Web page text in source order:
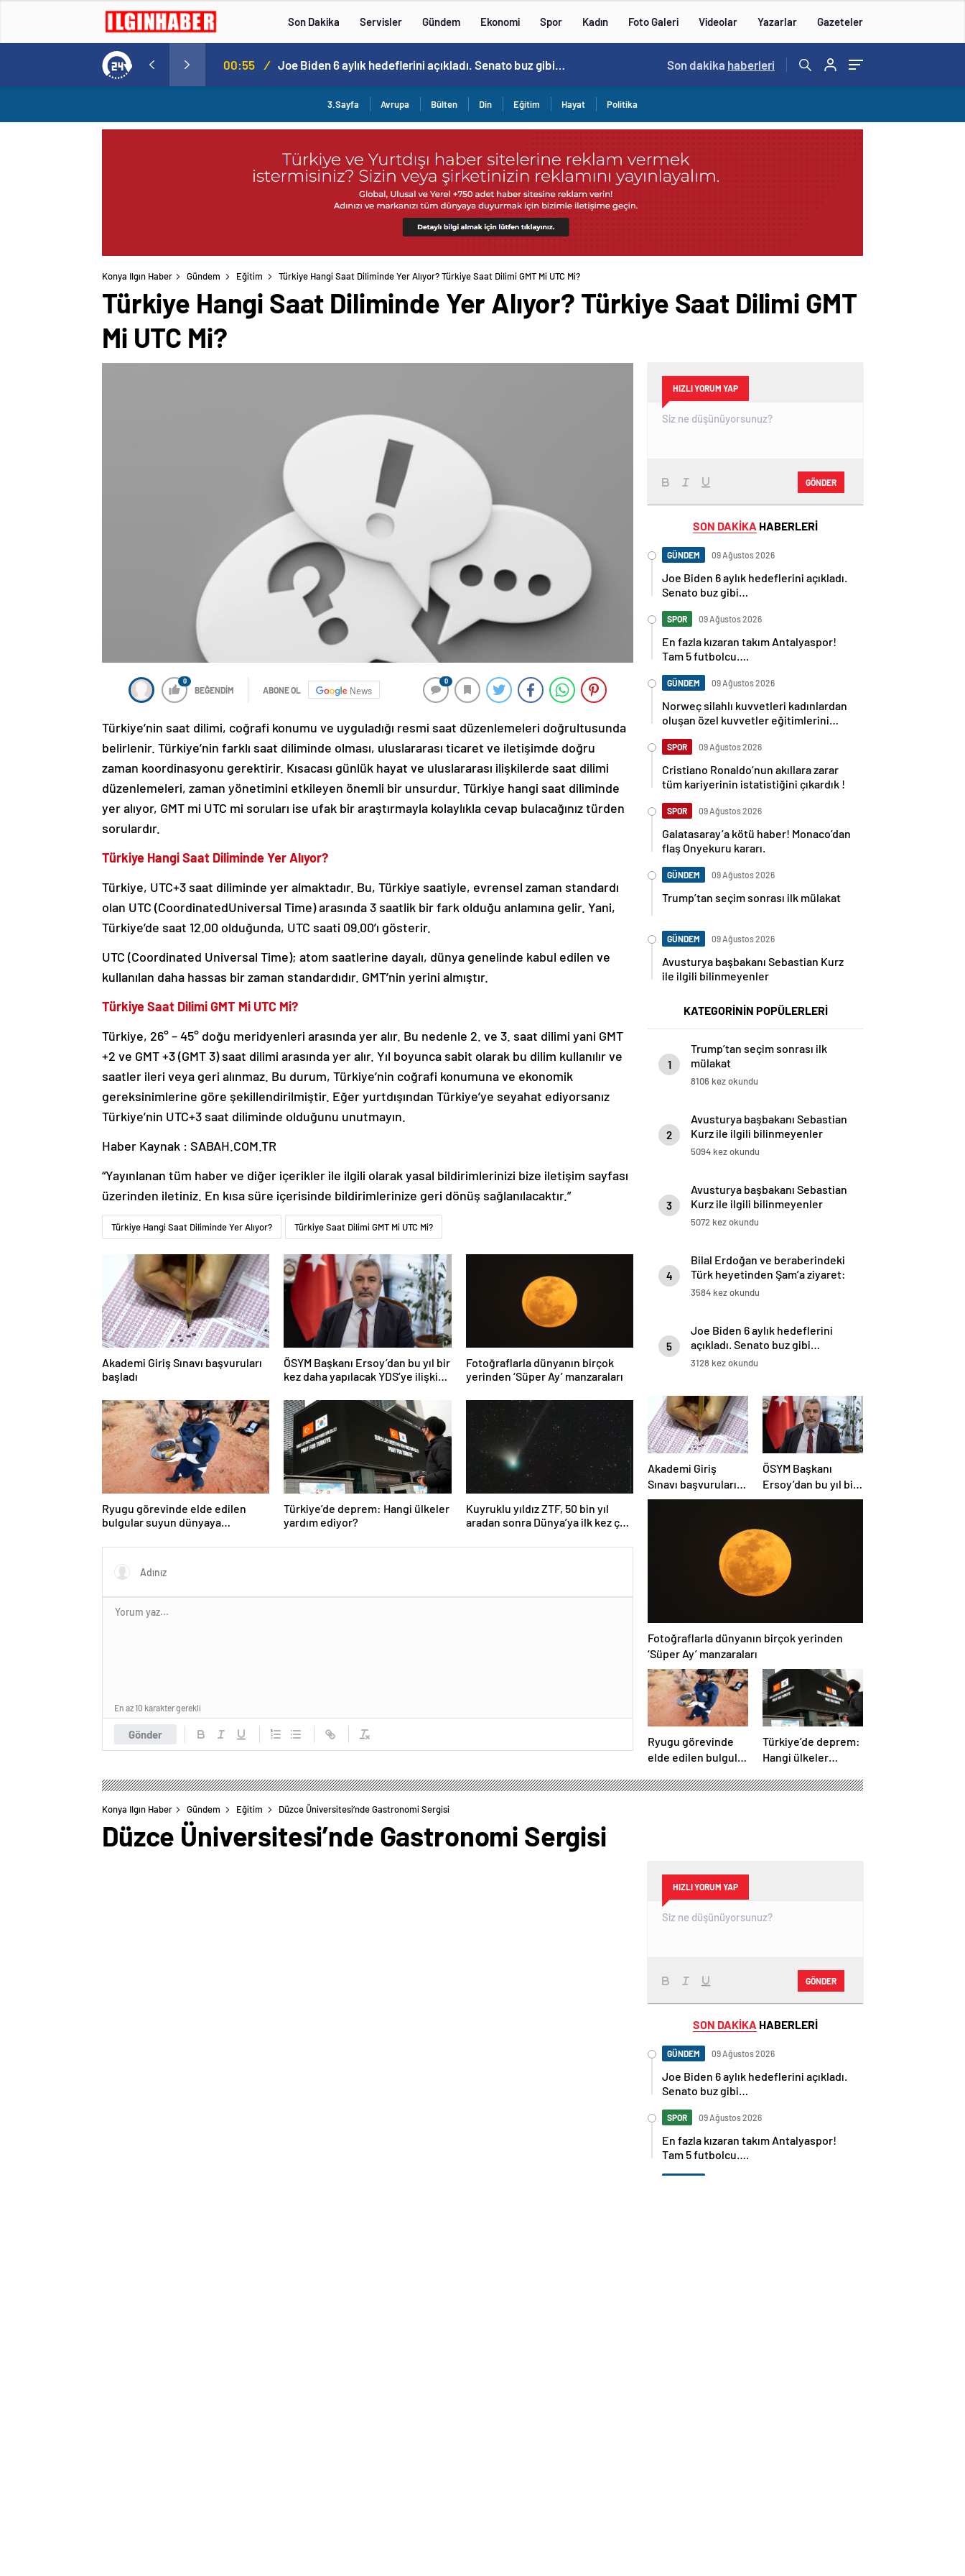
Son Dakika Servisler Gündem Ekonomi Spor Kadın Foto Galeri Videolar Yazarlar Gazeteler
Senato buz gibi… 23:55 / En fazla kızaran takım Antalyaspor! Tam 5 futbolcu…. 15:21 /
Son dakika haberleri
3.Sayfa Avrupa Bülten Din Eğitim Hayat Politika
Konya Ilgın Haber Gündem Eğitim Türkiye Hangi Saat Diliminde Yer Alıyor? Türkiye Saat Dilimi GMT Mi UTC Mi?
Türkiye Hangi Saat Diliminde Yer Alıyor? Türkiye Saat Dilimi GMT
Mi UTC Mi?
0
BEĞENDİM ABONE OL News
0
Türkiye’nin saat dilimi, coğrafi konumu ve uyguladığı resmi saat düzenlemeleri doğrultusunda
belirlenir. Türkiye’nin farklı saat diliminde olması, uluslararası ticaret ve iletişimde doğru
zaman koordinasyonu gerektirir. Kısacası günlük hayat ve uluslararası ilişkilerde saat dilimi
düzenlemeleri, zaman yönetimini etkileyen önemli bir unsurdur. Türkiye hangi saat diliminde
yer alıyor, GMT mi UTC mi soruları ise ufak bir araştırmayla kolaylıkla cevap bulacağınız türden
sorulardır.
Türkiye Hangi Saat Diliminde Yer Alıyor?
Türkiye, UTC+3 saat diliminde yer almaktadır. Bu, Türkiye saatiyle, evrensel zaman standardı
olan UTC (CoordinatedUniversal Time) arasında 3 saatlik bir fark olduğu anlamına gelir. Yani,
Türkiye’de saat 12.00 olduğunda, UTC saati 09.00’ı gösterir.
UTC (Coordinated Universal Time); atom saatlerine dayalı, dünya genelinde kabul edilen ve
kullanılan daha hassas bir zaman standardıdır. GMT’nin yerini almıştır.
Türkiye Saat Dilimi GMT Mi UTC Mi?
Türkiye, 26° – 45° doğu meridyenleri arasında yer alır. Bu nedenle 2. ve 3. saat dilimi yani GMT
+2 ve GMT +3 (GMT 3) saat dilimi arasında yer alır. Yıl boyunca sabit olarak bu dilim kullanılır ve
saatler ileri veya geri alınmaz. Bu durum, Türkiye’nin coğrafi konumuna ve ekonomik
gereksinimlerine göre şekillendirilmiştir. Eğer yurtdışından Türkiye’ye seyahat ediyorsanız
Türkiye’nin UTC+3 saat diliminde olduğunu unutmayın.
Haber Kaynak : SABAH.COM.TR
“Yayınlanan tüm haber ve diğer içerikler ile ilgili olarak yasal bildirimlerinizi bize iletişim sayfası
üzerinden iletiniz. En kısa süre içerisinde bildirimlerinize geri dönüş sağlanılacaktır.”
Türkiye Hangi Saat Diliminde Yer Alıyor? Türkiye Saat Dilimi GMT Mi UTC Mi?
Akademi Giriş Sınavı başvuruları
başladı
ÖSYM Başkanı Ersoy’dan bu yıl bir
kez daha yapılacak YDS’ye ilişkin
Fotoğraflarla dünyanın birçok
yerinden ‘Süper Ay’ manzaraları
Ryugu görevinde elde edilen
bulgular suyun dünyaya
olabileceğini gösteriyor
Türkiye’de deprem: Hangi ülkeler
yardım ediyor?
Kuyruklu yıldız ZTF, 50 bin yıl
aradan sonra Dünya’ya ilk kez çok
Gönder
En az 10 karakter gerekli
HIZLI YORUM YAP
GÖNDER
SON DAKİKA HABERLERİ
GÜNDEM 09 Ağustos 2026
Joe Biden 6 aylık hedeflerini açıkladı.
Senato buz gibi…
SPOR 09 Ağustos 2026
En fazla kızaran takım Antalyaspor!
Tam 5 futbolcu….
GÜNDEM 09 Ağustos 2026
Norweç silahlı kuvvetleri kadınlardan
oluşan özel kuvvetler eğitimlerini
SPOR 09 Ağustos 2026
Cristiano Ronaldo’nun akıllara zarar
tüm kariyerinin istatistiğini çıkardık !
SPOR 09 Ağustos 2026
Galatasaray’a kötü haber! Monaco’dan
flaş Onyekuru kararı.
GÜNDEM 09 Ağustos 2026
Trump’tan seçim sonrası ilk mülakat
GÜNDEM 09 Ağustos 2026
Avusturya başbakanı Sebastian Kurz
ile ilgili bilinmeyenler
KATEGORİNİN POPÜLERLERİ
1
Trump’tan seçim sonrası ilk
mülakat
8106 kez okundu
2
Avusturya başbakanı Sebastian
Kurz ile ilgili bilinmeyenler
5094 kez okundu
3
Avusturya başbakanı Sebastian
Kurz ile ilgili bilinmeyenler
5072 kez okundu
4
Bilal Erdoğan ve beraberindeki
Türk heyetinden Şam’a ziyaret:
Emevi Camii’nde namaz kıldılar
3584 kez okundu
5
Joe Biden 6 aylık hedeflerini
açıkladı. Senato buz gibi…
3128 kez okundu
Akademi Giriş
Sınavı başvuruları
başladı
ÖSYM Başkanı
Ersoy’dan bu yıl bir
kez daha yapılacak
açıklama
Fotoğraflarla dünyanın birçok yerinden
‘Süper Ay’ manzaraları
Ryugu görevinde
elde edilen bulgular
asteroitlerce
Türkiye’de deprem:
Hangi ülkeler
Konya Ilgın Haber Gündem Eğitim Düzce Üniversitesi’nde Gastronomi Sergisi
Düzce Üniversitesi’nde Gastronomi Sergisi
HIZLI YORUM YAP
GÖNDER
SON DAKİKA HABERLERİ
GÜNDEM 09 Ağustos 2026
Joe Biden 6 aylık hedeflerini açıkladı.
Senato buz gibi…
SPOR 09 Ağustos 2026
En fazla kızaran takım Antalyaspor!
Tam 5 futbolcu….